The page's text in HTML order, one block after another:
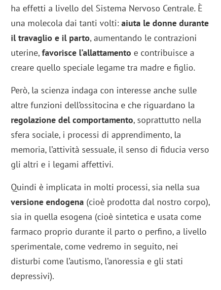
ha effetti a livello del Sistema Nervoso Centrale. È
una molecola dai tanti volti:aiuta le donne durante
il travaglio e il parto, aumentando le contrazioni
uterine,favorisce l’allattamento e contribuisce a
creare quello speciale legame tra madre e figlio.
Però, la scienza indaga con interesse anche sulle
altre funzioni dell’ossitocina e che riguardano la
regolazione del comportamento, soprattutto nella
sfera sociale, i processi di apprendimento, la
memoria, l’attività sessuale, il senso di fiducia verso
gli altri e i legami affettivi.
Quindi è implicata in molti processi, sia nella sua
versione endogena (cioè prodotta dal nostro corpo),
sia in quella esogena (cioè sintetica e usata come
farmaco proprio durante il parto o perfino, a livello
sperimentale, come vedremo in seguito, nei
disturbi come l’autismo, l’anoressia e gli stati
depressivi).